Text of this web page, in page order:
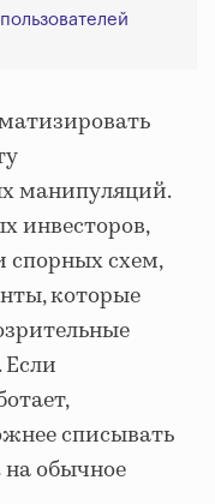
манипуляций.
инвесторов,
спорных схем,
которые
Если
списывать
обычное